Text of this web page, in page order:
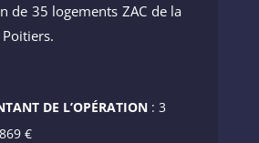
de 35 logements ZAC de la
DE L’OPÉRATION: 3
€